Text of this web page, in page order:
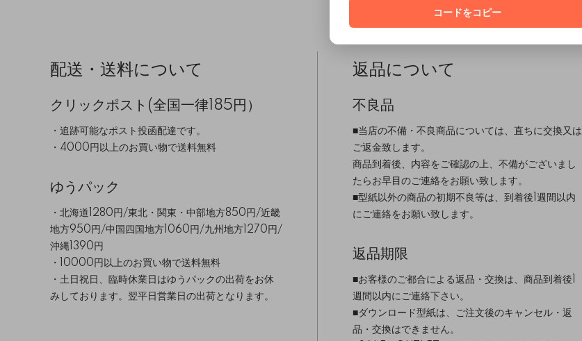
配送・送料について
クリックポスト(全国一律185円）
・追跡可能なポスト投函配達です。
・4000円以上のお買い物で送料無料
ゆうパック
・北海道1280円/東北・関東・中部地方850円/近畿
地方950円/中国四国地方1060円/九州地方1270円/
沖縄1390円
・10000円以上のお買い物で送料無料
・土日祝日、臨時休業日はゆうパックの出荷をお休
みしております。翌平日営業日の出荷となります。
返品について
不良品
■当店の不備・不良商品については、直ちに交換又は
ご返金致します。
商品到着後、内容をご確認の上、不備がございまし
たらお早目のご連絡をお願い致します。
■型紙以外の商品の初期不良等は、到着後1週間以内
にご連絡をお願い致します。
返品期限
■お客様のご都合による返品・交換は、商品到着後1
週間以内にご連絡下さい。
■ダウンロード型紙は、ご注文後のキャンセル・返
品・交換はできません。
コードをコピー